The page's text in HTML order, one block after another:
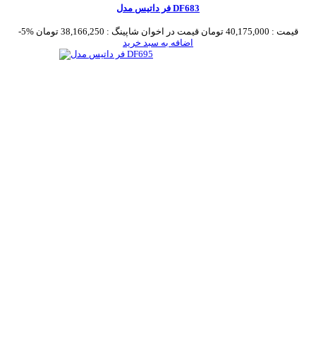
فر داتیس مدل DF683
-5% قیمت : 40,175,000 تومان قیمت در اخوان شاپینگ : 38,166,250 تومان
اضافه به سبد خرید